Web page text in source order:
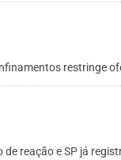
restringe
de reação e SP já